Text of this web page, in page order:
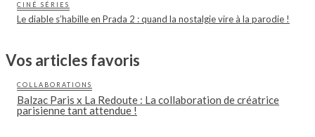
CINÉ SÉRIES
Le diable s’habille en Prada 2 : quand la nostalgie vire à la parodie !
Vos articles favoris
COLLABORATIONS
Balzac Paris x La Redoute : La collaboration de créatrice
parisienne tant attendue !